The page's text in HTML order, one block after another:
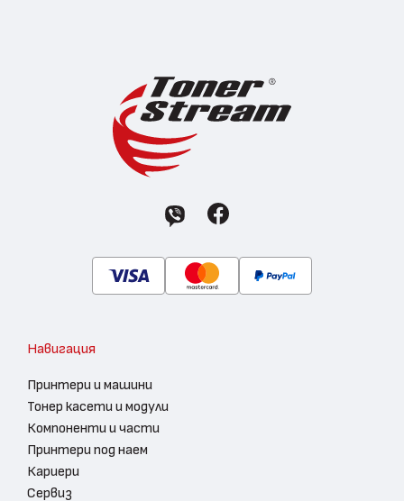
Навигация
Принтери и машини
Тонер касети и модули
Компоненти и части
Принтери под наем
Кариери
Сервиз